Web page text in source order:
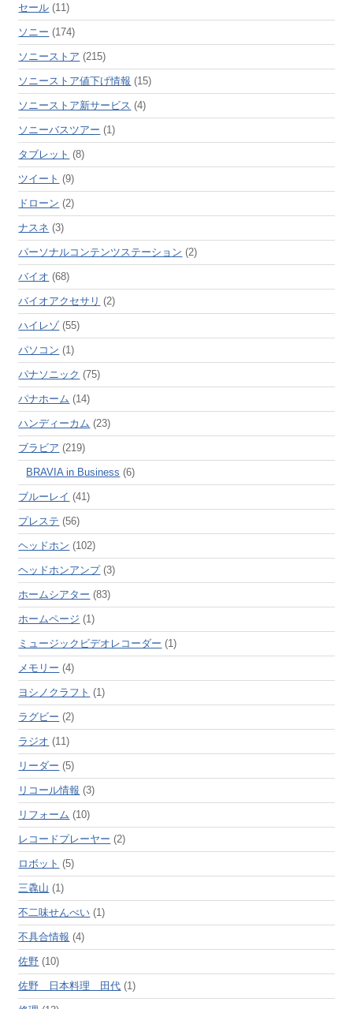
セール (11)
ソニー (174)
ソニーストア (215)
ソニーストア値下げ情報 (15)
ソニーストア新サービス (4)
ソニーバスツアー (1)
タブレット (8)
ツイート (9)
ドローン (2)
ナスネ (3)
パーソナルコンテンツステーション (2)
バイオ (68)
バイオアクセサリ (2)
ハイレゾ(55)
パソコン (1)
パナソニック (75)
パナホーム (14)
ハンディーカム (23)
ブラビア (219)
BRAVIA in Business (6)
ブルーレイ (41)
プレステ (56)
ヘッドホン (102)
ヘッドホンアンプ(3)
ホームシアター (83)
ホームページ (1)
ミュージックビデオレコーダー (1)
メモリー (4)
ヨシノクラフト (1)
ラグビー (2)
ラジオ (11)
リーダー (5)
リコール情報 (3)
リフォーム (10)
レコードプレーヤー (2)
ロボット (5)
三毳山 (1)
不二味せんべい (1)
不具合情報 (4)
佐野 (10)
佐野 日本料理 田代 (1)